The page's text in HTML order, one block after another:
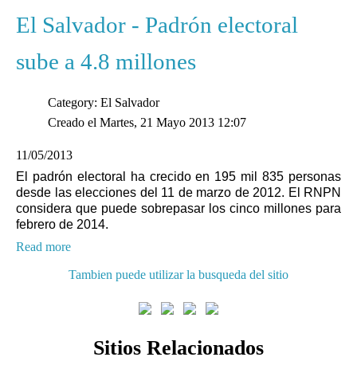
El Salvador - Padrón electoral
sube a 4.8 millones
Category: El Salvador
Creado el Martes, 21 Mayo 2013 12:07
11/05/2013
El padrón electoral ha crecido en 195 mil 835 personas
desde las elecciones del 11 de marzo de 2012. El RNPN
considera que puede sobrepasar los cinco millones para
febrero de 2014.
Read more
Tambien puede utilizar la busqueda del sitio
Sitios Relacionados